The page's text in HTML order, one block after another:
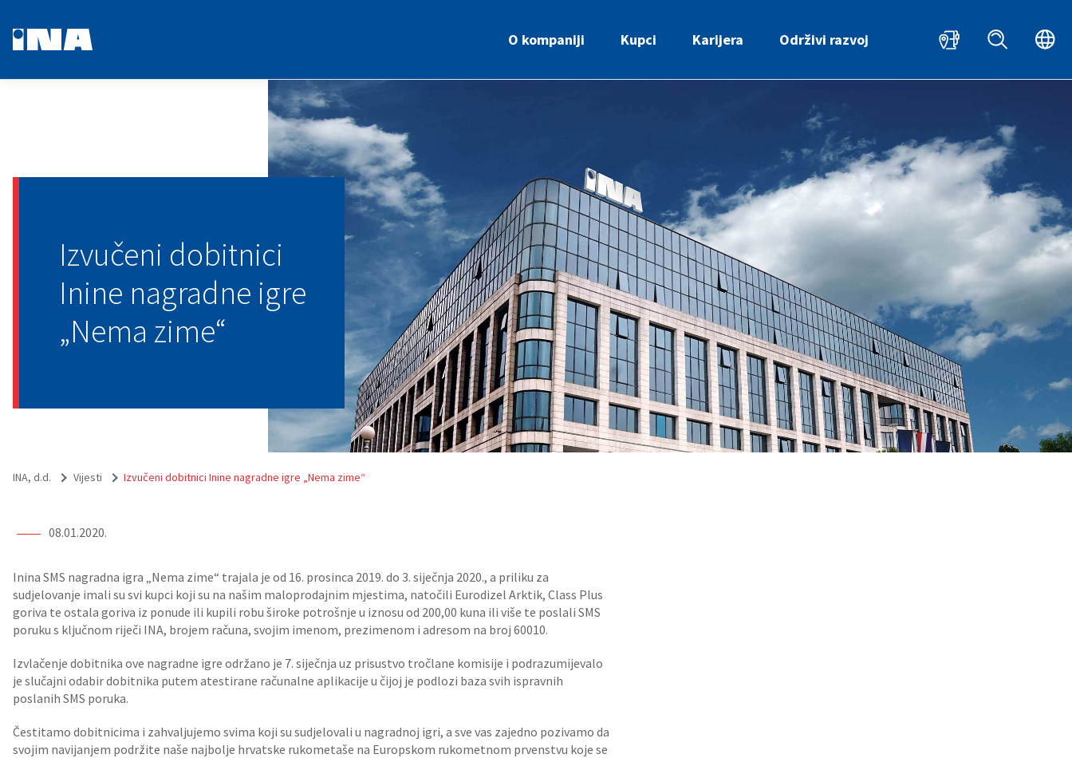
O kompaniji Kupci Karijera Održivi razvoj
Izvučeni dobitnici
Inine nagradne igre
„Nema zime“
INA, d.d. Vijesti Izvučeni dobitnici Inine nagradne igre „Nema zime“
08.01.2020.
Inina SMS nagradna igra „Nema zime“ trajala je od 16. prosinca 2019. do 3. siječnja 2020., a priliku za
sudjelovanje imali su svi kupci koji su na našim maloprodajnim mjestima, natočili Eurodizel Arktik, Class Plus
goriva te ostala goriva iz ponude ili kupili robu široke potrošnje u iznosu od 200,00 kuna ili više te poslali SMS
poruku s ključnom riječi INA, brojem računa, svojim imenom, prezimenom i adresom na broj 60010.
Izvlačenje dobitnika ove nagradne igre održano je 7. siječnja uz prisustvo tročlane komisije i podrazumijevalo
je slučajni odabir dobitnika putem atestirane računalne aplikacije u čijoj je podlozi baza svih ispravnih
poslanih SMS poruka.
Čestitamo dobitnicima i zahvaljujemo svima koji su sudjelovali u nagradnoj igri, a sve vas zajedno pozivamo da
svojim navijanjem podržite naše najbolje hrvatske rukometaše na Europskom rukometnom prvenstvu koje se